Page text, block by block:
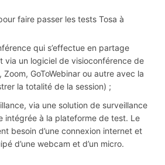
faire passer les tests Tosa à
qui s’effectue en partage
via un logiciel de visioconférence de
GoToWebinar ou autre avec la
la totalité de la session) ;
via une solution de surveillance
intégrée à la plateforme de test. Le
besoin d’une connexion internet et
d’une webcam et d’un micro.